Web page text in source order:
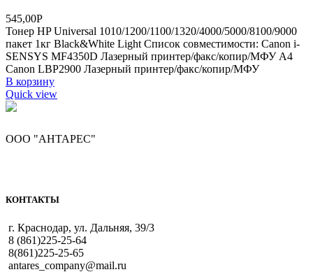
545,00Р
Тонер HP Universal 1010/1200/1100/1320/4000/5000/8100/9000
пакет 1кг Black&White Light Список совместимости: Canon i-
SENSYS MF4350D Лазерный принтер/факс/копир/МФУ A4
Canon LBP2900 Лазерный принтер/факс/копир/МФУ
В корзину
Quick view
ООО "АНТАРЕС"
КОНТАКТЫ
г. Краснодар, ул. Дальняя, 39/3
8 (861)225-25-64
8(861)225-25-65
antares_company@mail.ru